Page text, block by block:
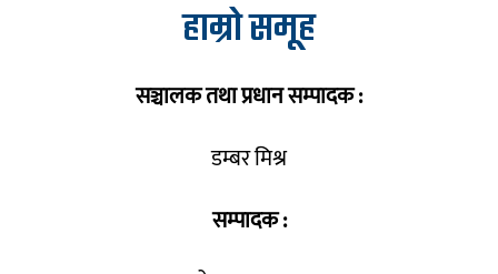
हाम्रो समूह
सञ्चालक तथा प्रधान सम्पादक :
डम्बर मिश्र
सम्पादक :